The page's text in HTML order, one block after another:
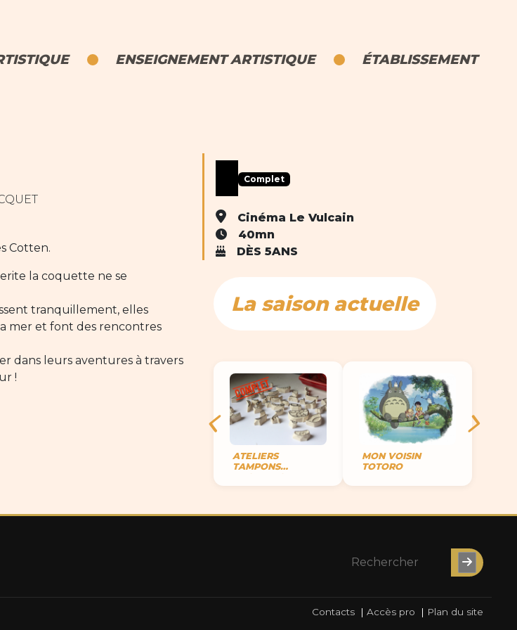
ENSEIGNEMENT ARTISTIQUE ÉTABLISSEMENT
Cotten.
la coquette ne se
tranquillement, elles
mer et font des rencontres
dans leurs aventures à travers
!
Complet
Cinéma Le Vulcain
40mn
DÈS 5ANS
La saison actuelle
ATELIERS
TAMPONS
MON VOISIN
TOTORO
Contacts | Accès pro | Plan du site